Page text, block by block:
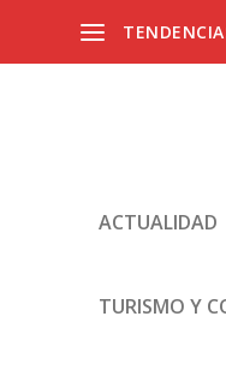
ACTUALIDAD
TURISMO Y